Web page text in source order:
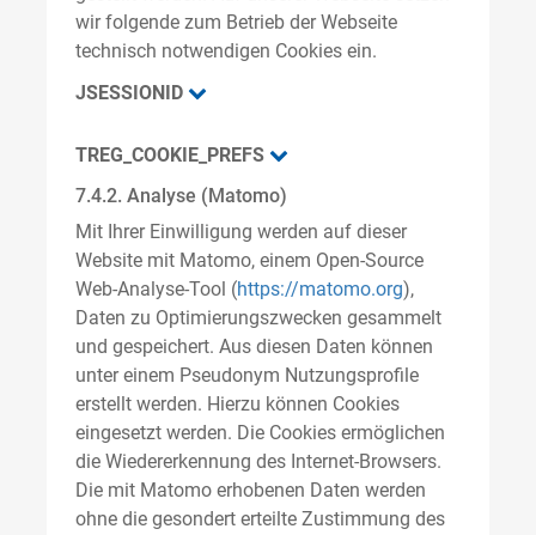
wir folgende zum Betrieb der Webseite
technisch notwendigen Cookies ein.
JSESSIONID
TREG_COOKIE_PREFS
7.4.2. Analyse (Matomo)
Mit Ihrer Einwilligung werden auf dieser
Website mit Matomo, einem Open-Source
Web-Analyse-Tool (https://matomo.org),
Daten zu Optimierungszwecken gesammelt
und gespeichert. Aus diesen Daten können
unter einem Pseudonym Nutzungsprofile
erstellt werden. Hierzu können Cookies
eingesetzt werden. Die Cookies ermöglichen
die Wiedererkennung des Internet-Browsers.
Die mit Matomo erhobenen Daten werden
ohne die gesondert erteilte Zustimmung des